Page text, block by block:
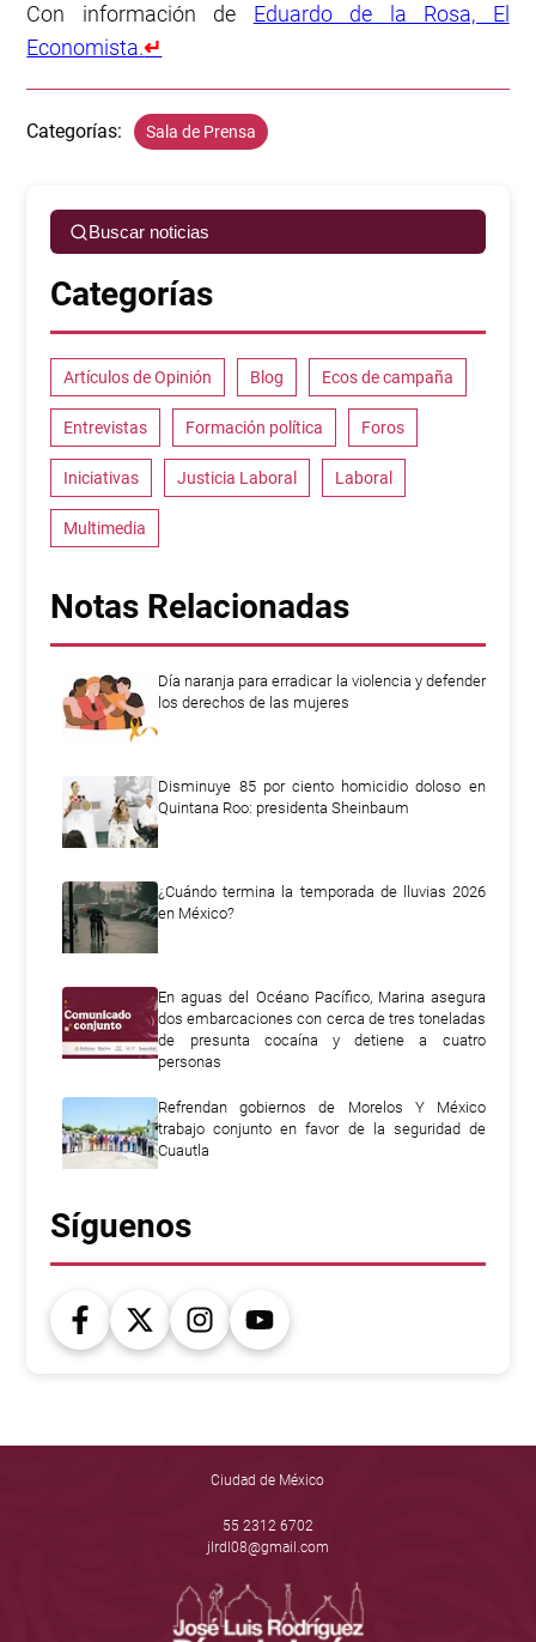
Con información de Eduardo de la Rosa, El
Economista.↵
Categorías: Sala de Prensa
Buscar noticias
Categorías
Artículos de Opinión Blog Ecos de campaña
Entrevistas Formación política Foros
Iniciativas Justicia Laboral Laboral
Multimedia
Notas Relacionadas
Día naranja para erradicar la violencia y defender
los derechos de las mujeres
Disminuye 85 por ciento homicidio doloso en
Quintana Roo: presidenta Sheinbaum
¿Cuándo termina la temporada de lluvias 2026
en México?
En aguas del Océano Pacífico, Marina asegura
dos embarcaciones con cerca de tres toneladas
de presunta cocaína y detiene a cuatro
personas
Refrendan gobiernos de Morelos Y México
trabajo conjunto en favor de la seguridad de
Cuautla
Síguenos
Ciudad de México
55 2312 6702
jlrdl08@gmail.com